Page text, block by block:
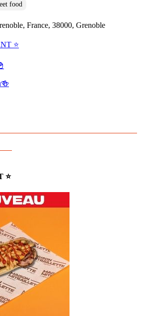
food
France, 38000, Grenoble
⭐
⭐